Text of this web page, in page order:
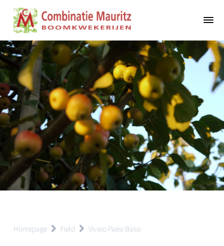
Homepage Field Vivaio Paesi Bassi